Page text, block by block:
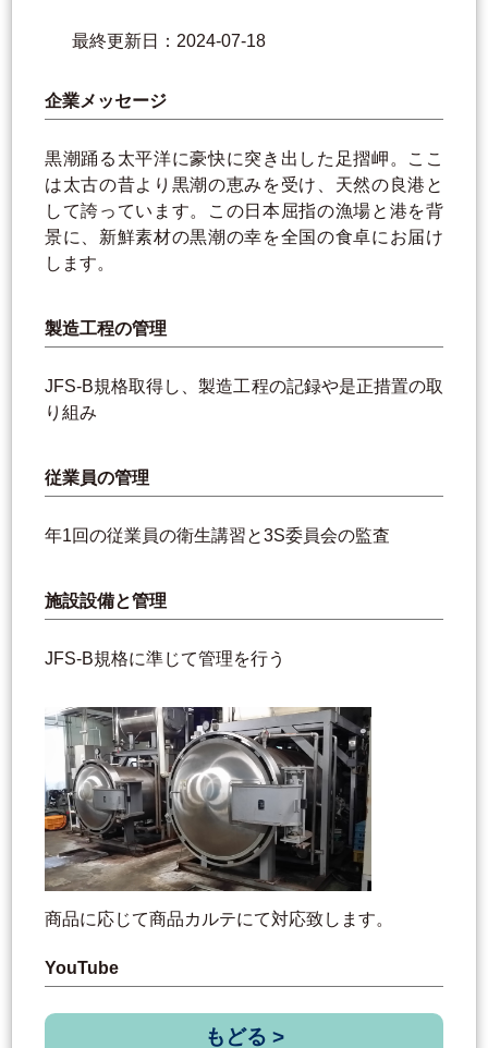
最終更新日：2024-07-18
企業メッセージ
黒潮踊る太平洋に豪快に突き出した足摺岬。ここ
は太古の昔より黒潮の恵みを受け、天然の良港と
して誇っています。この日本屈指の漁場と港を背
景に、新鮮素材の黒潮の幸を全国の食卓にお届け
します。
製造工程の管理
JFS-B規格取得し、製造工程の記録や是正措置の取
り組み
従業員の管理
年1回の従業員の衛生講習と3S委員会の監査
施設設備と管理
JFS-B規格に準じて管理を行う
商品に応じて商品カルテにて対応致します。
YouTube
もどる >